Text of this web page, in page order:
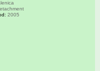
2005